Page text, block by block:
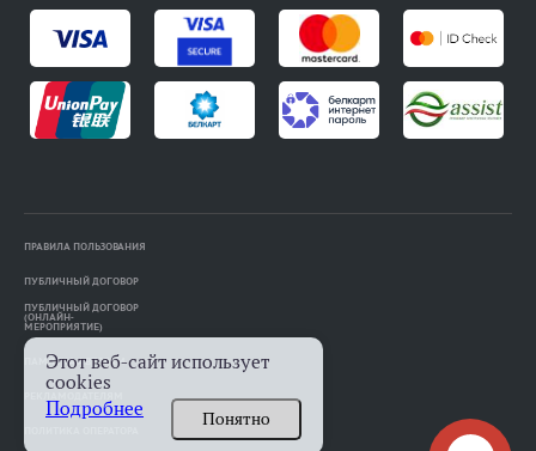
ПРАВИЛА ПОЛЬЗОВАНИЯ
ПУБЛИЧНЫЙ ДОГОВОР
ПУБЛИЧНЫЙ ДОГОВОР
(ОНЛАЙН-
МЕРОПРИЯТИЕ)
ПАМЯТКА АВТОРАМ
Этот веб-сайт использует
cookies
Подробнее
Понятно